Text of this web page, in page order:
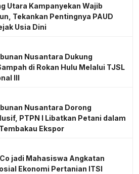
Utara Kampanyekan Wajib
Tekankan Pentingnya PAUD
Usia Dini
Nusantara Dukung
di Rokan Hulu Melalui TJSL
III
Nusantara Dorong
PTPN I Libatkan Petani dalam
Ekspor
jadi Mahasiswa Angkatan
Ekonomi Pertanian ITSI